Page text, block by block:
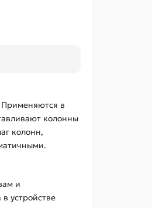
Применяются в
колонны
колонн,
и
устройстве